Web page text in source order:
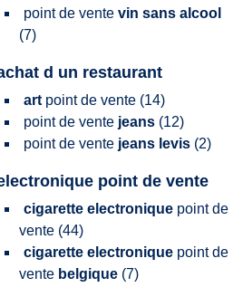
pointde vente vin sans alcool
(7)
d un restaurant
art pointde vente (14)
pointde vente jeans (12)
pointde vente jeans levis (2)
point de vente
cigarette electronique pointde
vente (44)
cigarette electronique pointde
vente belgique (7)